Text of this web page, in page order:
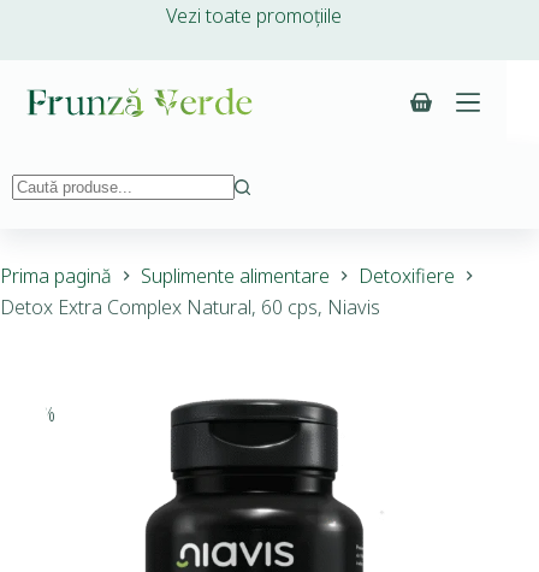
Vezi toate promoțiile
Prima pagină Suplimente alimentare
Detoxifiere
Detox Extra Complex Natural, 60 cps, Niavis
-10%